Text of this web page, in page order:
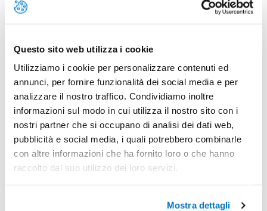
Questo sito web utilizza i cookie
Utilizziamo i cookie per personalizzare contenuti ed
annunci, per fornire funzionalità dei social media e per
analizzare il nostro traffico. Condividiamo inoltre
informazioni sul modo in cui utilizza il nostro sito con i
nostri partner che si occupano di analisi dei dati web,
pubblicità e social media, i quali potrebbero combinarle
con altre informazioni che ha fornito loro o che hanno
raccolto dal suo utilizzo dei loro servizi.
Mostra dettagli